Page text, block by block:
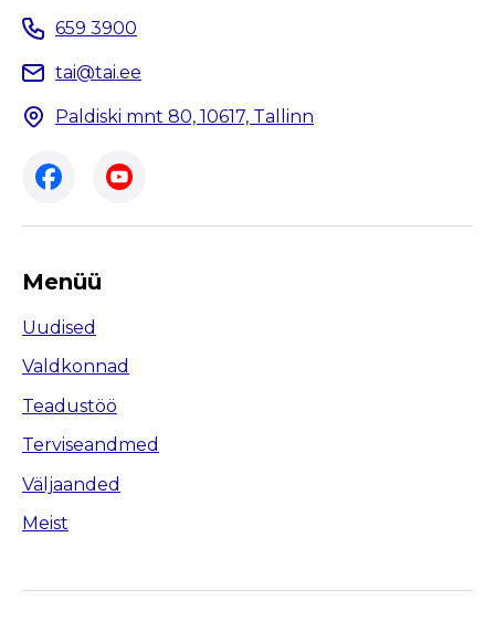
659 3900
tai@tai.ee
Paldiski mnt 80, 10617, Tallinn
Menüü
Uudised
Valdkonnad
Teadustöö
Terviseandmed
Väljaanded
Meist